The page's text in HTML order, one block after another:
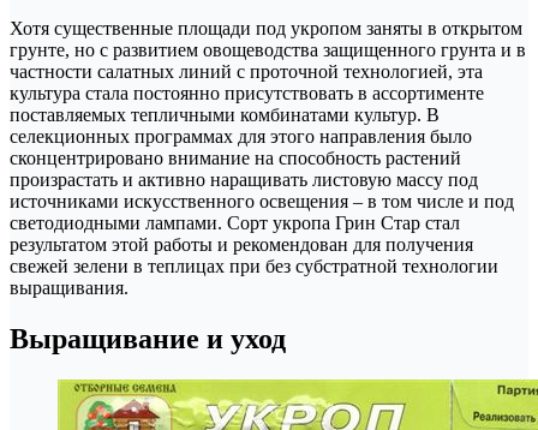
Хотя существенные площади под укропом заняты в открытом
грунте, но с развитием овощеводства защищенного грунта и в
частности салатных линий с проточной технологией, эта
культура стала постоянно присутствовать в ассортименте
поставляемых тепличными комбинатами культур. В
селекционных программах для этого направления было
сконцентрировано внимание на способность растений
произрастать и активно наращивать листовую массу под
источниками искусственного освещения – в том числе и под
светодиодными лампами. Сорт укропа Грин Стар стал
результатом этой работы и рекомендован для получения
свежей зелени в теплицах при без субстратной технологии
выращивания.
Выращивание и уход